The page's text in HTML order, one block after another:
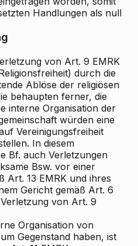
Handlungen als null
von Art. 9 EMRK
durch die
Ablöse der religiösen
behaupten ferner, die
interne Organisation der
würden eine
Vereinigungsfreiheit
In diesem
Bf. auch Verletzungen
Bsw. vor einer
Art. 13 EMRK und ihres
Gericht gemäß Art. 6
von Art. 9
Organisation von
Gegenstand haben, ist